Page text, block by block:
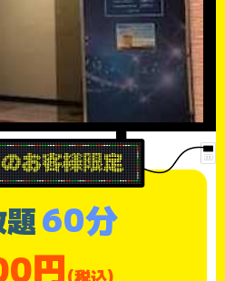
60分
円(税込)